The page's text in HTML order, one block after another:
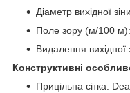
Діаметр вихідної
Поле зору (м/100
Видалення вихідної
Конструктивні
Прицільна сітка: